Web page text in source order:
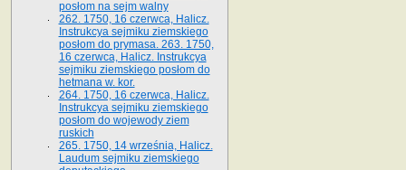
posłom na sejm walny
262. 1750, 16 czerwca, Halicz.
Instrukcya sejmiku ziemskiego
posłom do prymasa. 263. 1750,
16 czerwca, Halicz. Instrukcya
sejmiku ziemskiego posłom do
hetmana w. kor.
264. 1750, 16 czerwca, Halicz.
Instrukcya sejmiku ziemskiego
posłom do wojewody ziem
ruskich
265. 1750, 14 września, Halicz.
Laudum sejmiku ziemskiego